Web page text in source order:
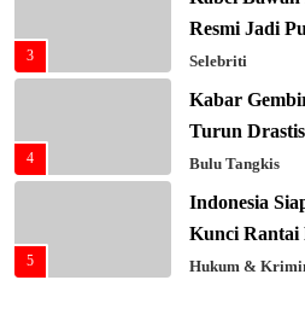
3
Resmi Jadi
Selebriti
4
Kabar
Turun
Bulu Tangkis
5
Indonesia
Kunci Rantai
Hukum &